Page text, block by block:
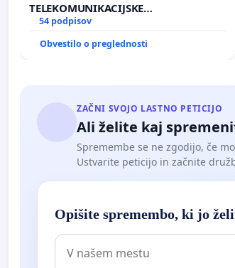
TELEKOMUNIKACIJSKE
INFRASTRUKTURE IN DODATNIH
ANTEN V GRADIŠČAKU
54 podpisov
Obvestilo o preglednosti
ZAČNI SVOJO LASTNO PETICIJO
Ali želite kaj
Spremembe se ne zgodijo, če
Ustvarite peticijo in začnite
Opišite spremembo, ki jo